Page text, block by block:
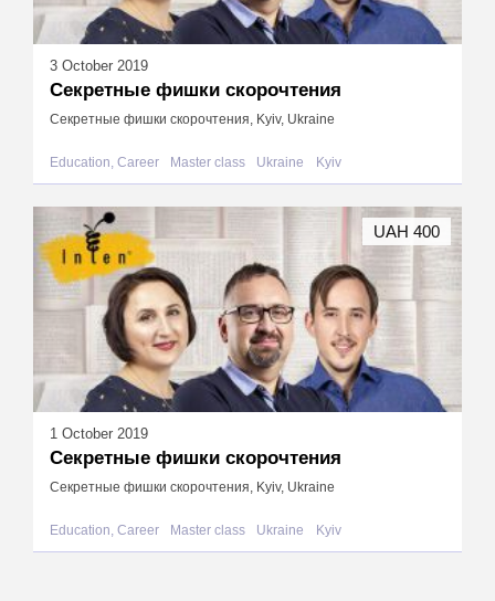
3 October 2019
Секретные фишки скорочтения
Секретные фишки скорочтения, Kyiv, Ukraine
Education, Career Master class Ukraine Kyiv
1 October 2019
Секретные фишки скорочтения
Секретные фишки скорочтения, Kyiv, Ukraine
Education, Career Master class Ukraine Kyiv
UAH 400